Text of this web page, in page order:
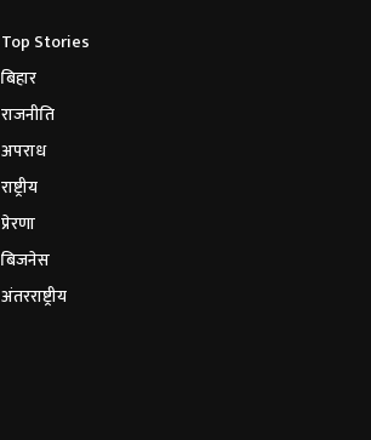
Top Stories
बिहार
राजनीति
अपराध
राष्ट्रीय
प्रेरणा
बिजनेस
अंतरराष्ट्रीय